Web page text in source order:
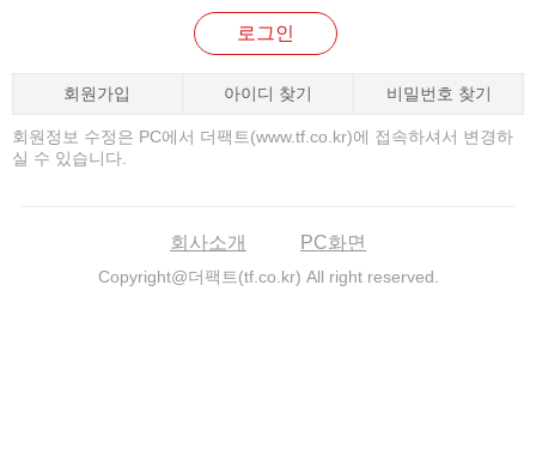
로그인
회원가입 아이디 찾기 비밀번호 찾기
회원정보 수정은 PC에서 더팩트(www.tf.co.kr)에 접속하셔서 변경하
실 수 있습니다.
회사소개 PC화면
Copyright@더팩트(tf.co.kr) All right reserved.